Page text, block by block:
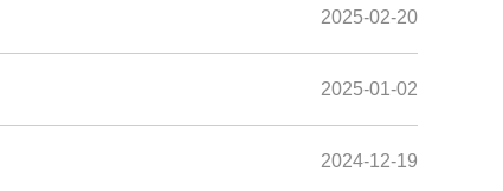
2025-02-20
2025-01-02
2024-12-19